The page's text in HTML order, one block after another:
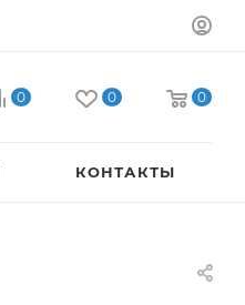
0 0 0
КОНТАКТЫ